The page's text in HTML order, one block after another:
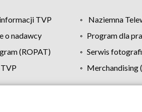
TVP Naziemna
o nadawcy
Program dla
(ROPAT)
Serwis
Merchandising